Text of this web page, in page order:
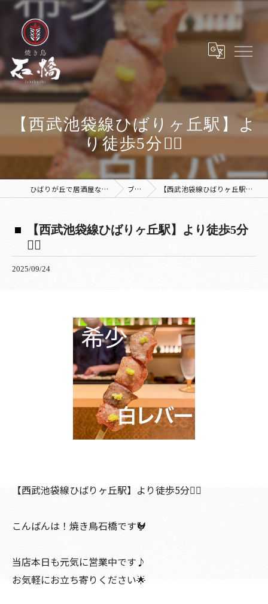
【西武池袋線ひばりヶ丘駅】よ
り徒歩5分🚶‍♀️
ひばりが丘で居酒屋なら焼き鳥 石橋 ブログ 【西武池袋線ひばりヶ丘駅】より徒歩5分🚶‍♀️
【西武池袋線ひばりヶ丘駅】より徒歩5分
🚶‍♀️
2025/09/24
【西武池袋線ひばりヶ丘駅】より徒歩5分🚶‍♀️
こんばんは！焼き鳥石橋です🐓
当店本日も元気に営業中です♪
お気軽にお立ち寄りください🌟